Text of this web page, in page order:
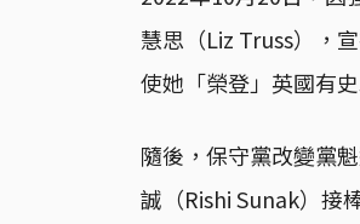
慧思（Liz Truss），
使她「榮登」英國有
隨後，保守黨改變黨
誠（Rishi Sunak）接